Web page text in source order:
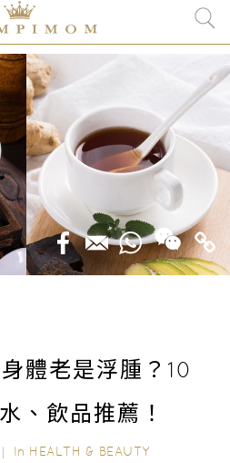
體老是浮腫？10
、飲品推薦！
In HEALTH & BEAUTY